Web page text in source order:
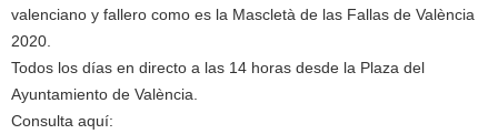
valenciano y fallero como es la Mascletà de las Fallas de València
2020.
Todos los días en directo a las 14 horas desde la Plaza del
Ayuntamiento de València.
Consulta aquí: